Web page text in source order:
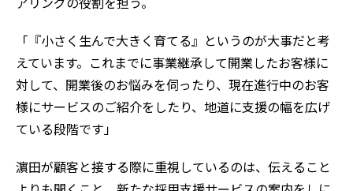
「『小さく生んで大きく育てる』というのが大事だと考
えています。これまでに事業継承して開業したお客様に
対して、開業後のお悩みを伺ったり、現在進行中のお客
様にサービスのご紹介をしたり、地道に支援の幅を広げ
ている段階です」
濵田が顧客と接する際に重視しているのは、伝えること